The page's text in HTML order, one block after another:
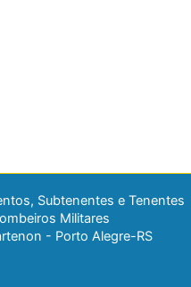
Subtenentes e Tenentes
Militares
- Porto Alegre-RS